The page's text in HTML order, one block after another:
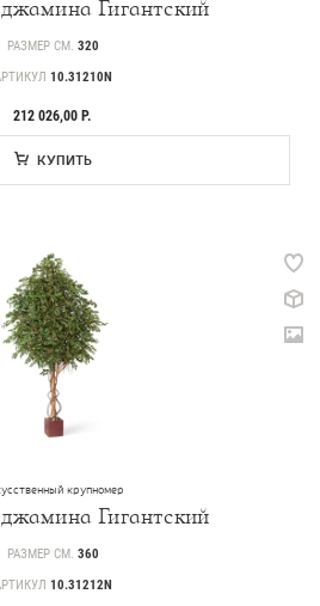
Гигантский
РАЗМЕР СМ. 320
10.31210N
212 026,00 Р.
КУПИТЬ
крупномер
Гигантский
РАЗМЕР СМ. 360
10.31212N